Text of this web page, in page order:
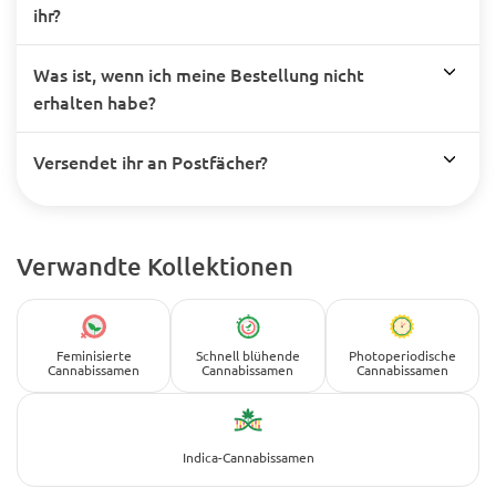
ihr?
Was ist, wenn ich meine Bestellung nicht
erhalten habe?
Versendet ihr an Postfächer?
Verwandte Kollektionen
Feminisierte
Cannabissamen
Schnell blühende
Cannabissamen
Photoperiodische
Cannabissamen
Indica-Cannabissamen